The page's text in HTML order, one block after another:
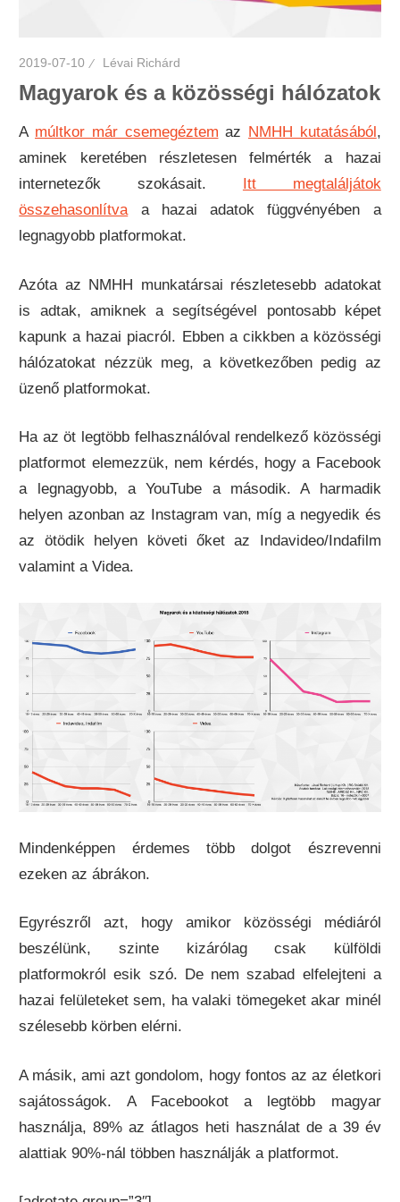
2019-07-10 Lévai Richárd
Magyarok és a közösségi hálózatok
A múltkor már csemegéztem az NMHH kutatásából ,
aminek keretében részletesen felmérték a hazai
internetezők szokásait.
Itt megtaláljátok
összehasonlítvaa hazai adatok függvényében a
legnagyobb platformokat.
Azóta az NMHH munkatársai részletesebb adatokat
is adtak, amiknek a segítségével pontosabb képet
kapunk a hazai piacról. Ebben a cikkben a közösségi
hálózatokat nézzük meg, a következőben pedig az
üzenő platformokat.
Ha az öt legtöbb felhasználóval rendelkező közösségi
platformot elemezzük, nem kérdés, hogy a Facebook
a legnagyobb, a YouTube a második. A harmadik
helyen azonban az Instagram van, míg a negyedik és
az ötödik helyen követi őket az Indavideo/Indafilm
valamint a Videa.
Mindenképpen érdemes több dolgot észrevenni
ezeken az ábrákon.
Egyrészről azt, hogy amikor közösségi médiáról
beszélünk, szinte kizárólag csak külföldi
platformokról esik szó. De nem szabad elfelejteni a
hazai felületeket sem, ha valaki tömegeket akar minél
szélesebb körben elérni.
A másik, ami azt gondolom, hogy fontos az az életkori
sajátosságok. A Facebookot a legtöbb magyar
használja, 89% az átlagos heti használat de a 39 év
alattiak 90%-nál többen használják a platformot.